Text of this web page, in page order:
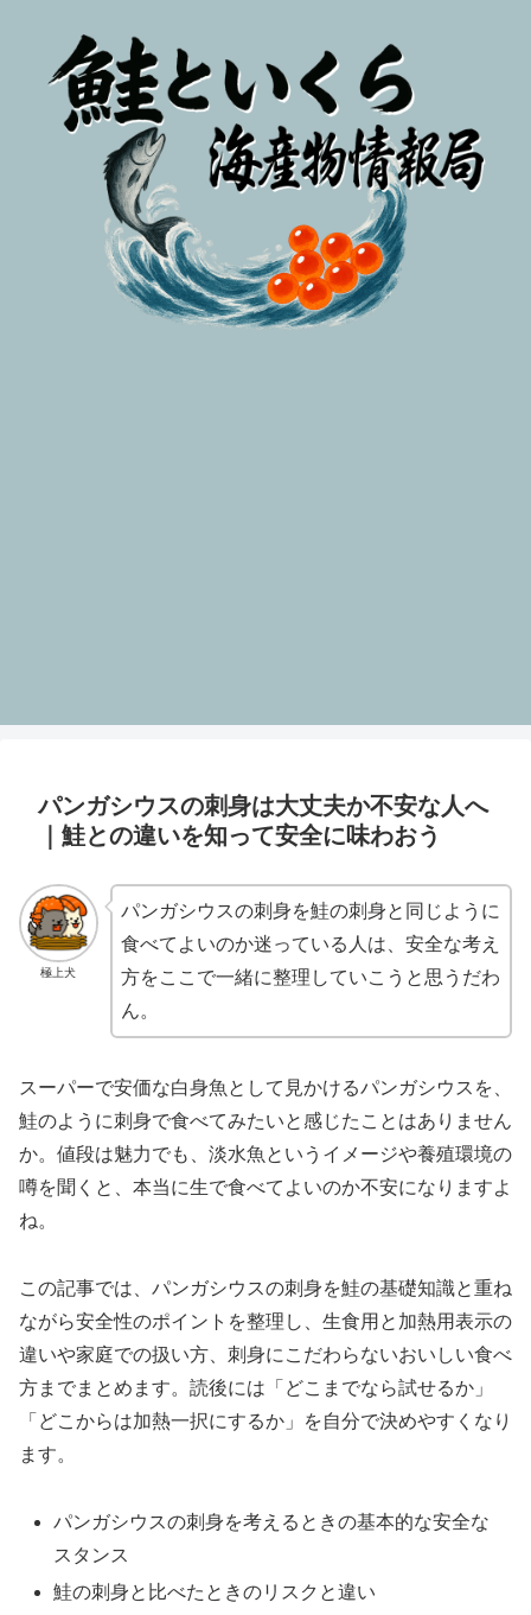
パンガシウスの刺身は大丈夫か不安な人へ
｜鮭との違いを知って安全に味わおう
極上犬
パンガシウスの刺身を鮭の刺身と同じように
食べてよいのか迷っている人は、安全な考え
方をここで一緒に整理していこうと思うだわ
ん。
スーパーで安価な白身魚として見かけるパンガシウスを、
鮭のように刺身で食べてみたいと感じたことはありません
か。値段は魅力でも、淡水魚というイメージや養殖環境の
噂を聞くと、本当に生で食べてよいのか不安になりますよ
ね。
この記事では、パンガシウスの刺身を鮭の基礎知識と重ね
ながら安全性のポイントを整理し、生食用と加熱用表示の
違いや家庭での扱い方、刺身にこだわらないおいしい食べ
方までまとめます。読後には「どこまでなら試せるか」
「どこからは加熱一択にするか」を自分で決めやすくなり
ます。
パンガシウスの刺身を考えるときの基本的な安全な
スタンス
鮭の刺身と比べたときのリスクと違い